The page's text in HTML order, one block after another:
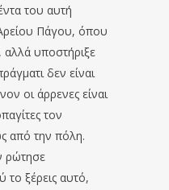
του αυτή
Πάγου, όπου
αλλά υποστήριξε
δεν είναι
οι άρρενες είναι
τον
από την πόλη.
ρώτησε
το ξέρεις αυτό,